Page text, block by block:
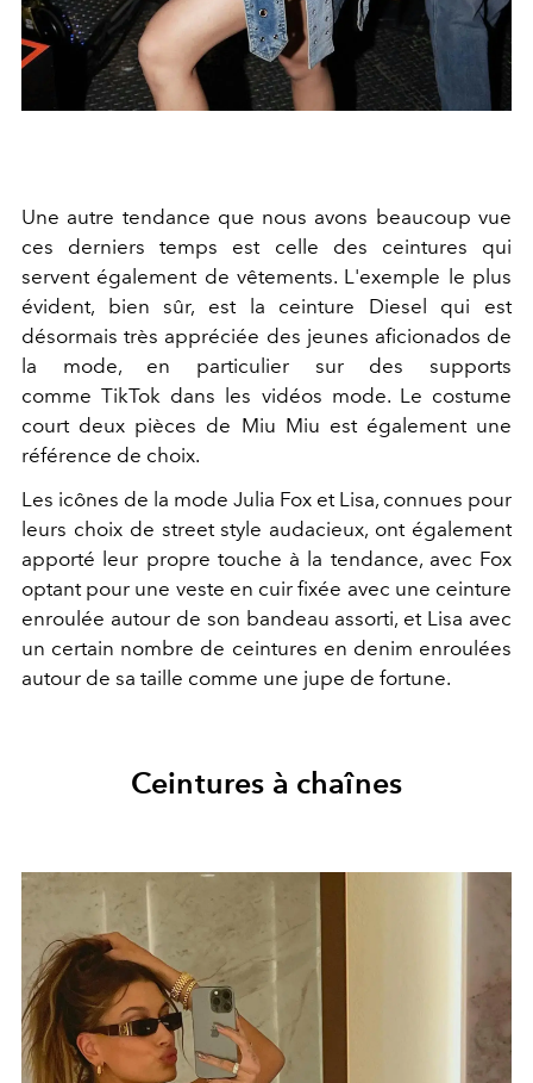
Une autre tendance que nous avons beaucoup vue
ces derniers temps est celle des ceintures qui
servent également de vêtements. L'exemple le plus
évident, bien sûr, est la ceinture Diesel qui est
désormais très appréciée des jeunes aficionados de
la mode, en particulier sur des supports
comme TikTok dans les vidéos mode. Le costume
court deux pièces de Miu Miu est également une
référence de choix.
Les icônes de la mode Julia Fox et Lisa, connues pour
leurs choix de street style audacieux, ont également
apporté leur propre touche à la tendance, avec Fox
optant pour une veste en cuir fixée avec une ceinture
enroulée autour de son bandeau assorti, et Lisa avec
un certain nombre de ceintures en denim enroulées
autour de sa taille comme une jupe de fortune.
Ceintures à chaînes